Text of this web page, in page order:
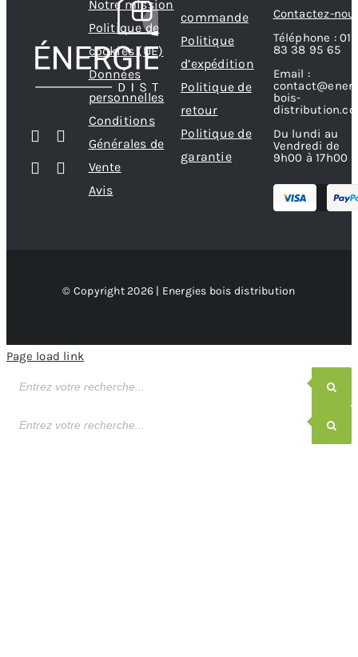
Notre mission
Politique de
cookies (UE)
Données
personnelles
Conditions
Générales de
Vente
Avis
commande
Politique
d’expédition
Politique de
retour
Politique de
garantie
Contactez-
Téléphone : 01
83 38 95 65
Email :
bois-
Du lundi au
Vendredi de
9h00 à 17h00
© Copyright 2026 | Energies bois distribution
Page load link
de
de